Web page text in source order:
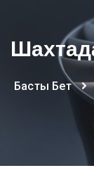
Басты Бет